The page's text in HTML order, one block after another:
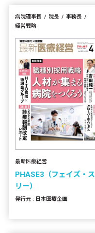
病院理事長 院長
事務長
経営戦略
最新医療経営
PHASE3（フェイズ・ス
リー）
発行元 : 日本医療企画